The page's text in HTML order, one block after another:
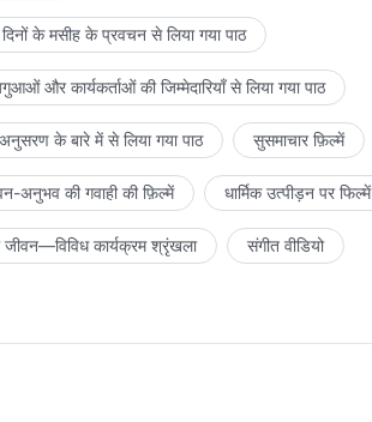
के मसीह के प्रवचन से लिया गया पाठ
और कार्यकर्ताओं की जिम्मेदारियाँ से लिया गया पाठ
के बारे में से लिया गया पाठ सुसमाचार फ़िल्में
अनुभव की गवाही की फ़िल्में धार्मिक उत्पीड़न पर फिल्में
जीवन—विविध कार्यक्रम श्रृंखला संगीत वीडियो